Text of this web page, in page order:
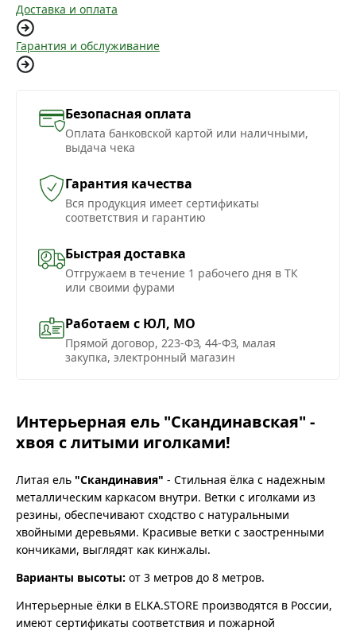
Доставка и оплата
Гарантия и обслуживание
Безопасная оплата
Оплата банковской картой или наличными,
выдача чека
Гарантия качества
Вся продукция имеет сертификаты
соответствия и гарантию
Быстрая доставка
Отгружаем в течение 1 рабочего дня в ТК
или своими фурами
Работаем с ЮЛ, МО
Прямой договор, 223-ФЗ, 44-ФЗ, малая
закупка, электронный магазин
Интерьерная ель "Скандинавская" -
хвоя с литыми иголками!
Литая ель "Скандинавия" - Стильная ёлка с надежным
металлическим каркасом внутри. Ветки с иголками из
резины, обеспечивают сходство с натуральными
хвойными деревьями. Красивые ветки с заостренными
кончиками, выглядят как кинжалы.
Варианты высоты: от 3 метров до 8 метров.
Интерьерные ёлки в ELKA.STORE производятся в России,
имеют сертификаты соответствия и пожарной